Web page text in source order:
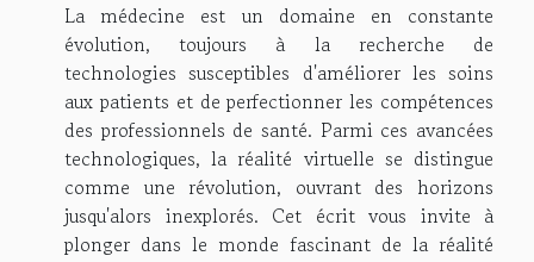
La médecine est un domaine en constante
évolution, toujours à la recherche de
technologies susceptibles d'améliorer les soins
aux patients et de perfectionner les compétences
des professionnels de santé. Parmi ces avancées
technologiques, la réalité virtuelle se distingue
comme une révolution, ouvrant des horizons
jusqu'alors inexplorés. Cet écrit vous invite à
plonger dans le monde fascinant de la réalité